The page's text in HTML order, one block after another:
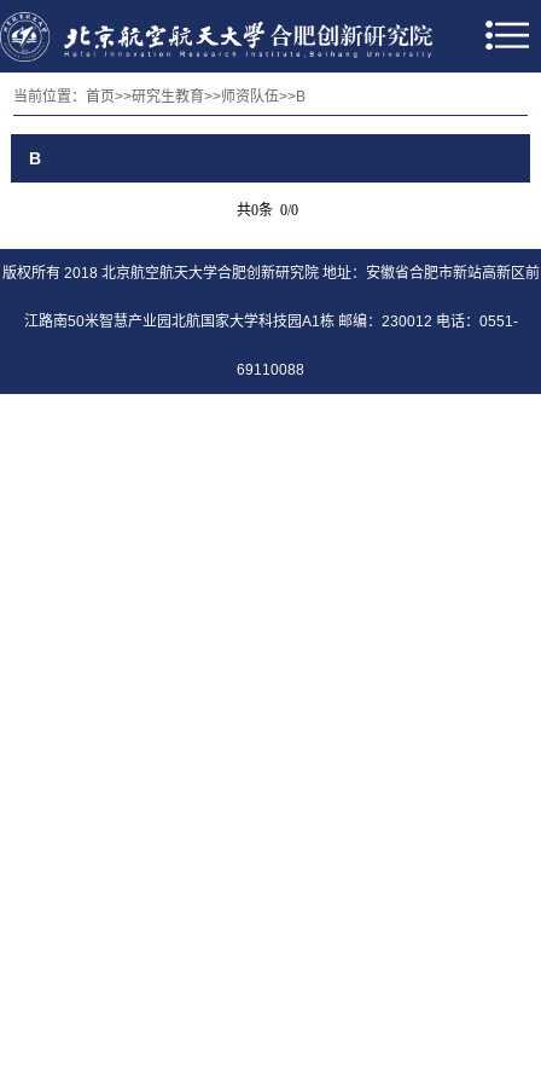
当前位置：首页>>研究生教育>>师资队伍>>B
B
共0条 0/0
版权所有 2018 北京航空航天大学合肥创新研究院 地址：安徽省合肥市新站高新区前
江路南50米智慧产业园北航国家大学科技园A1栋 邮编：230012 电话：0551-
69110088